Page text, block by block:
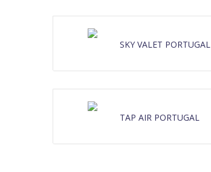
SKY VALET PORTUGAL
TAP AIR PORTUGAL